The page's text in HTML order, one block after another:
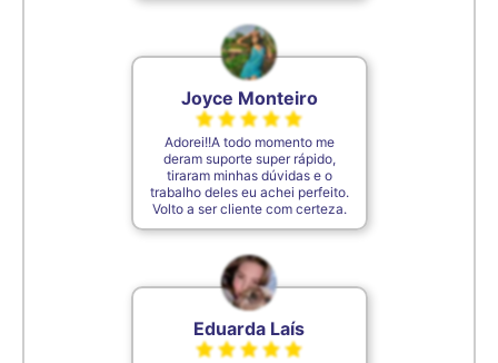
Joyce Monteiro
Adorei!!A todo momento me
deram suporte super rápido,
tiraram minhas dúvidas e o
trabalho deles eu achei perfeito.
Volto a ser cliente com certeza.
Eduarda Laís